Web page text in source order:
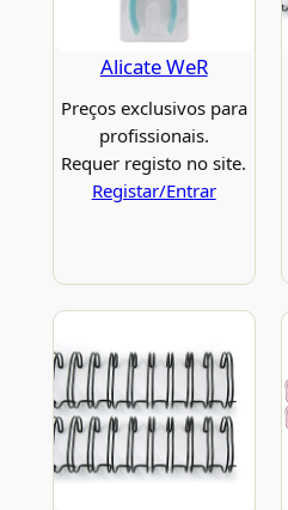
Alicate WeR
Preços exclusivos para
profissionais.
Requer registo no site.
Registar/Entrar